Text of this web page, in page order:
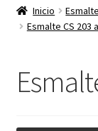
PRIVACIDAD
Inicio
Esmalte CS 203